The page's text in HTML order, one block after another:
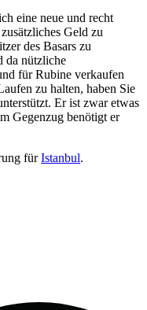
eine neue und recht
Geld zu
des Basars zu
da nützliche
für Rubine verkaufen
zu halten, haben Sie
Er ist zwar etwas
Gegenzug benötigt er
fürIstanbul.